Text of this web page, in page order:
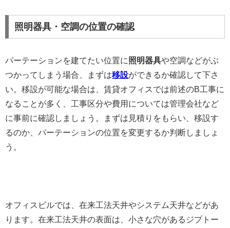
照明器具・空調の位置の確認
パーテーションを建てたい位置に照明器具や空調などがぶ
つかってしまう場合、まずは移設ができるか確認して下さ
い。移設が可能な場合は、賃貸オフィスでは前述のB工事に
なることが多く、工事区分や費用については管理会社など
に事前に確認しましょう。まずは見積りをもらい、移設す
るのか、パーテーションの位置を変更するか判断しましょ
う。
オフィスビルでは、在来工法天井やシステム天井などがあ
ります。在来工法天井の表面は、小さな穴があるジプトー